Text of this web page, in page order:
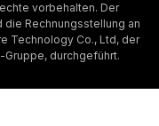
vorbehalten. Der
Rechnungsstellung an
Technology Co., Ltd, der
durchgeführt.